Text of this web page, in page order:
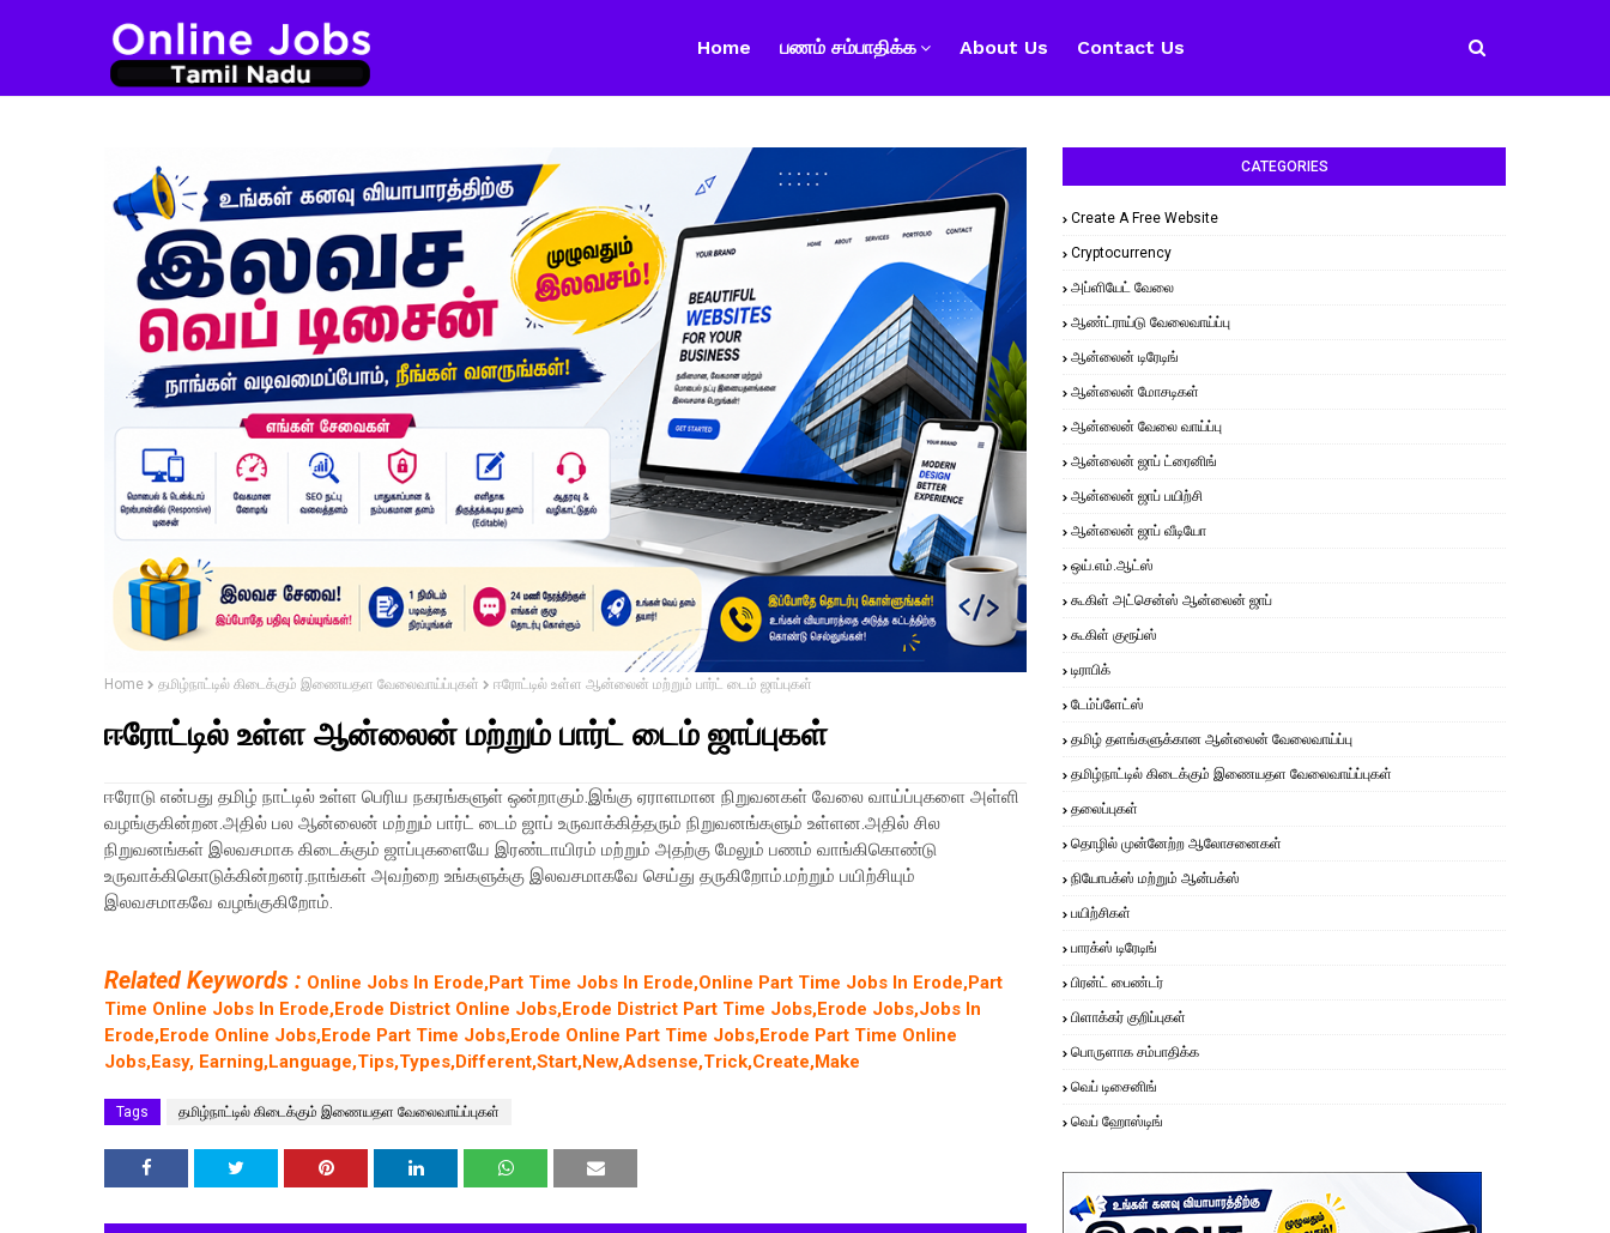
Home பணம் சம்பாதிக்க About Us Contact Us
Home தமிழ்நாட்டில் கிடைக்கும் இணையதள வேலைவாய்ப்புகள் ஈரோட்டில் உள்ள ஆன்லைன் மற்றும் பார்ட் டைம் ஜாப்புகள்
ஈரோட்டில் உள்ள ஆன்லைன் மற்றும் பார்ட் டைம் ஜாப்புகள்
ஈரோடு என்பது தமிழ் நாட்டில் உள்ள பெரிய நகரங்களுள் ஒன்றாகும்.இங்கு ஏராளமான நிறுவனகள் வேலை வாய்ப்புகளை அள்ளி
வழங்குகின்றன.அதில் பல ஆன்லைன் மற்றும் பார்ட் டைம் ஜாப் உருவாக்கித்தரும் நிறுவனங்களும் உள்ளன.அதில் சில
நிறுவனங்கள் இலவசமாக கிடைக்கும் ஜாப்புகளையே இரண்டாயிரம் மற்றும் அதற்கு மேலும் பணம் வாங்கிகொண்டு
உருவாக்கிகொடுக்கின்றனர்.நாங்கள் அவற்றை உங்களுக்கு இலவசமாகவே செய்து தருகிறோம்.மற்றும் பயிற்சியும்
இலவசமாகவே வழங்குகிறோம்.
Related Keywords : Online Jobs In Erode,Part Time Jobs In Erode,Online Part Time Jobs In Erode,Part
Time Online Jobs In Erode,Erode District Online Jobs,Erode District Part Time Jobs,Erode Jobs,Jobs In
Erode,Erode Online Jobs,Erode Part Time Jobs,Erode Online Part Time Jobs,Erode Part Time Online
Jobs,Easy, Earning,Language,Tips,Types,Different,Start,New,Adsense,Trick,Create,Make
Tags தமிழ்நாட்டில் கிடைக்கும் இணையதள வேலைவாய்ப்புகள்
CATEGORIES
Create A Free Website
Cryptocurrency
அப்ளியேட் வேலை
ஆண்ட்ராய்டு வேலைவாய்ப்பு
ஆன்லைன் டிரேடிங்
ஆன்லைன் மோசடிகள்
ஆன்லைன் வேலை வாய்ப்பு
ஆன்லைன் ஜாப் ட்ரைனிங்
ஆன்லைன் ஜாப் பயிற்சி
ஆன்லைன் ஜாப் வீடியோ
ஒய்.எம்.ஆட்ஸ்
கூகிள் அட்சென்ஸ் ஆன்லைன் ஜாப்
கூகிள் குரூப்ஸ்
டிராபிக்
டேம்ப்ளேட்ஸ்
தமிழ் தளங்களுக்கான ஆன்லைன் வேலைவாய்ப்பு
தமிழ்நாட்டில் கிடைக்கும் இணையதள வேலைவாய்ப்புகள்
தலைப்புகள்
தொழில் முன்னேற்ற ஆலோசனைகள்
நியோபக்ஸ் மற்றும் ஆன்பக்ஸ்
பயிற்சிகள்
பாரக்ஸ் டிரேடிங்
பிரன்ட் பைண்டர்
பிளாக்கர் குறிப்புகள்
பொருளாக சம்பாதிக்க
வெப் டிசைனிங்
வெப் ஹோஸ்டிங்